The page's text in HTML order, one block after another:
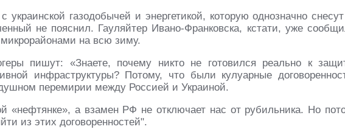
украинской газодобычей и энергетикой, которую однозначно
не пояснил. Гауляйтер Ивано-Франковска, кстати, уже
на всю зиму.
пишут: «Знаете, почему никто не готовился реально к
инфраструктуры? Потому, что были кулуарные
перемирии между Россией и Украиной.
«нефтянке», а взамен РФ не отключает нас от рубильника. Но
из этих договоренностей".